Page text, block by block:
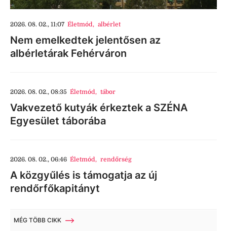
2026. 08. 02., 11:07 Életmód, albérlet
Nem emelkedtek jelentősen az
albérletárak Fehérváron
2026. 08. 02., 08:35 Életmód, tábor
Vakvezető kutyák érkeztek a SZÉNA
Egyesület táborába
2026. 08. 02., 06:46 Életmód, rendőrség
A közgyűlés is támogatja az új
rendőrfőkapitányt
MÉG TÖBB CIKK